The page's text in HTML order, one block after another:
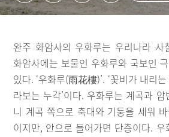
완주 화암사의 우화루는 우리나라 사
화암사에는 보물인 우화루와 국보인
있다. ‘우화루(雨花樓)’. ‘꽃비가 내리
라보는 누각’이다. 우화루는 계곡과
니 계곡 쪽으로 축대와 기둥을 세워
이지만, 안으로 들어가면 단층이다.